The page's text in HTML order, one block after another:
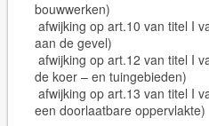
bouwwerken)
afwijking op art.10 van titel I
aan de gevel)
afwijking op art.12 van titel I
de koer – en tuingebieden)
afwijking op art.13 van titel I
een doorlaatbare oppervlakte)